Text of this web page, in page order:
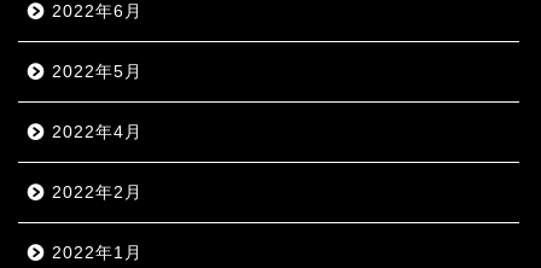
2022年6月
2022年5月
2022年4月
2022年2月
2022年1月